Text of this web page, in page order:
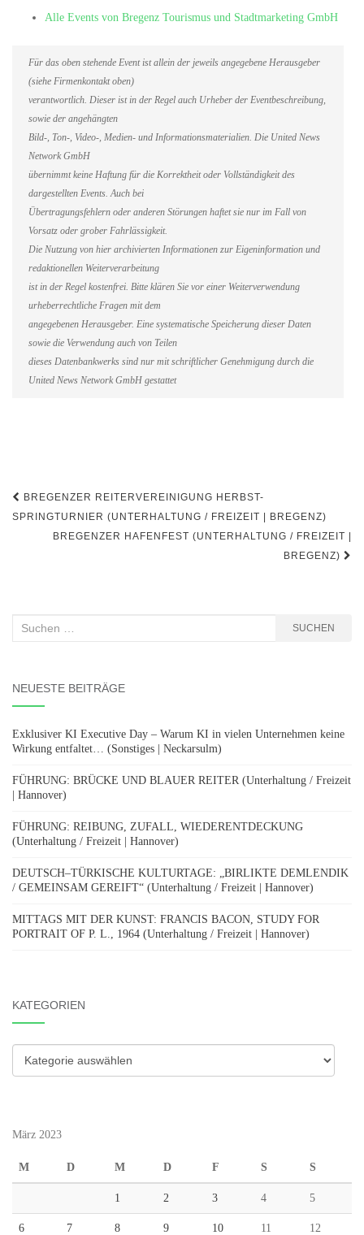
Alle Events von Bregenz Tourismus und Stadtmarketing GmbH
Für das oben stehende Event ist allein der jeweils angegebene Herausgeber
(siehe Firmenkontakt oben)
verantwortlich. Dieser ist in der Regel auch Urheber der Eventbeschreibung,
sowie der angehängten
Bild-, Ton-, Video-, Medien- und Informationsmaterialien. Die United News
Network GmbH
übernimmt keine Haftung für die Korrektheit oder Vollständigkeit des
dargestellten Events. Auch bei
Übertragungsfehlern oder anderen Störungen haftet sie nur im Fall von
Vorsatz oder grober Fahrlässigkeit.
Die Nutzung von hier archivierten Informationen zur Eigeninformation und
redaktionellen Weiterverarbeitung
ist in der Regel kostenfrei. Bitte klären Sie vor einer Weiterverwendung
urheberrechtliche Fragen mit dem
angegebenen Herausgeber. Eine systematische Speicherung dieser Daten
sowie die Verwendung auch von Teilen
dieses Datenbankwerks sind nur mit schriftlicher Genehmigung durch die
United News Network GmbH gestattet
Beitragsnavigation
BREGENZER REITERVEREINIGUNG HERBST-
SPRINGTURNIER (UNTERHALTUNG / FREIZEIT | BREGENZ)
BREGENZER HAFENFEST (UNTERHALTUNG / FREIZEIT |
BREGENZ)
Suchen
SUCHEN
NEUESTE BEITRÄGE
Exklusiver KI Executive Day – Warum KI in vielen Unternehmen keine
Wirkung entfaltet… (Sonstiges | Neckarsulm)
FÜHRUNG: BRÜCKE UND BLAUER REITER (Unterhaltung / Freizeit
| Hannover)
FÜHRUNG: REIBUNG, ZUFALL, WIEDERENTDECKUNG
(Unterhaltung / Freizeit | Hannover)
DEUTSCH–TÜRKISCHE KULTURTAGE: „BIRLIKTE DEMLENDIK
/ GEMEINSAM GEREIFT“ (Unterhaltung / Freizeit | Hannover)
MITTAGS MIT DER KUNST: FRANCIS BACON, STUDY FOR
PORTRAIT OF P. L., 1964 (Unterhaltung / Freizeit | Hannover)
KATEGORIEN
Kategorien
März 2023
M D M D F S S
1 2 3 4 5
6 7 8 9 10 11 12